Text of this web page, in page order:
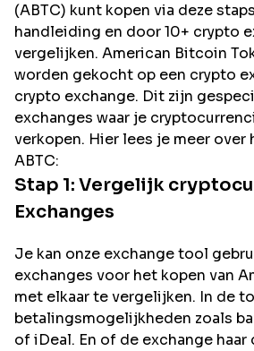
(ABTC) kunt kopen via deze
handleiding en door 10+ crypto
vergelijken. American Bitcoin
worden gekocht op een crypto
crypto exchange. Dit zijn
exchanges waar je
verkopen. Hier lees je meer over
ABTC:
Stap 1: Vergelijk
Exchanges
Je kan onze exchange tool
exchanges voor het kopen van
met elkaar te vergelijken. In de
betalingsmogelijkheden zoals
of iDeal. En of de exchange